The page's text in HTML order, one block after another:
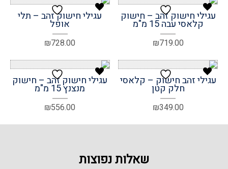
עגילי חישוק זהב – חישוק
קלאסי עבה 15 מ"מ
₪719.00
עגילי חישוק זהב – תלי
אופל
₪728.00
עגילי זהב חישוק – קלאסי
חלק קטן
₪349.00
עגילי חישוק זהב – חישוק
מנצנץ 15 מ"מ
₪556.00
שאלות נפוצות